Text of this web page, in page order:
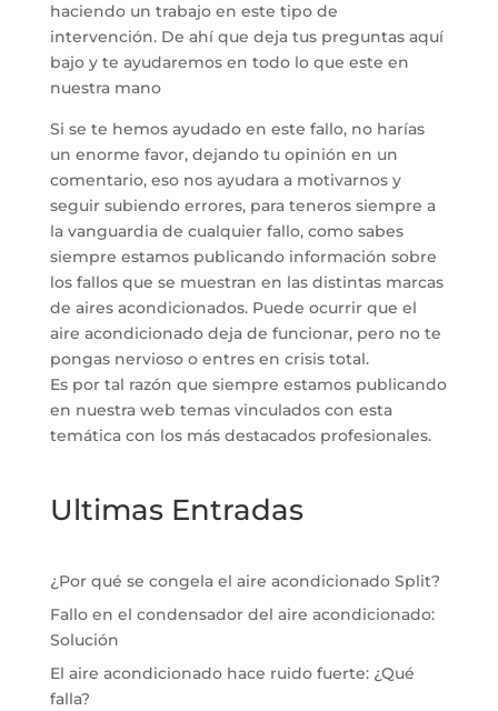
haciendo un trabajo en este tipo de
intervención. De ahí que deja tus preguntas aquí
bajo y te ayudaremos en todo lo que este en
nuestra mano
Si se te hemos ayudado en este fallo, no harías
un enorme favor, dejando tu opinión en un
comentario, eso nos ayudara a motivarnos y
seguir subiendo errores, para teneros siempre a
la vanguardia de cualquier fallo, como sabes
siempre estamos publicando información sobre
los fallos que se muestran en las distintas marcas
de aires acondicionados. Puede ocurrir que el
aire acondicionado deja de funcionar, pero no te
pongas nervioso o entres en crisis total.
Es por tal razón que siempre estamos publicando
en nuestra web temas vinculados con esta
temática con los más destacados profesionales.
Ultimas Entradas
¿Por qué se congela el aire acondicionado Split?
Fallo en el condensador del aire acondicionado:
Solución
El aire acondicionado hace ruido fuerte: ¿Qué
falla?